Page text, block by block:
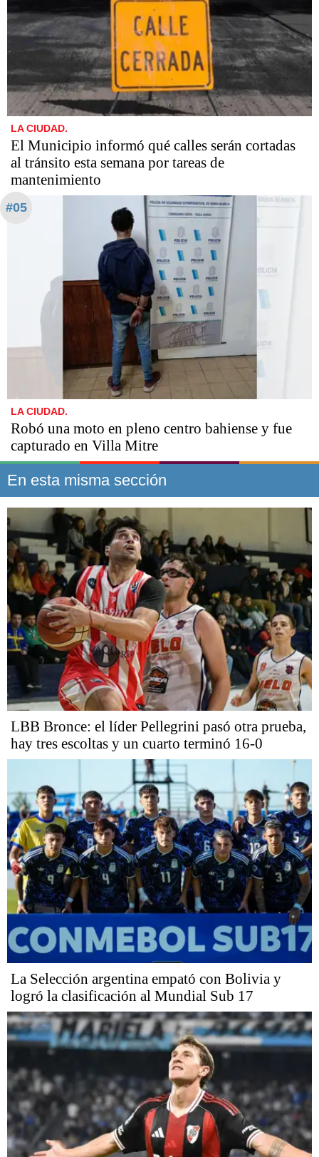
LA CIUDAD.
El Municipio informó qué calles serán cortadas
al tránsito esta semana por tareas de
mantenimiento
#05
LA CIUDAD.
Robó una moto en pleno centro bahiense y fue
capturado en Villa Mitre
En esta misma sección
LBB Bronce: el líder Pellegrini pasó otra prueba,
hay tres escoltas y un cuarto terminó 16-0
La Selección argentina empató con Bolivia y
logró la clasificación al Mundial Sub 17